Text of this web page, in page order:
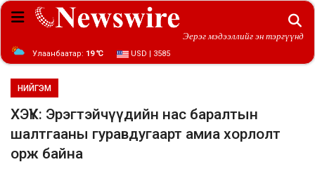
Эерэг мэдээллийг эн тэргүүнд
Улаанбаатар: 19 ℃ USD | 3585
НИЙГЭМ
ХЭҮК: Эрэгтэйчүүдийн нас баралтын
шалтгааны гуравдугаарт амиа хорлолт
орж байна